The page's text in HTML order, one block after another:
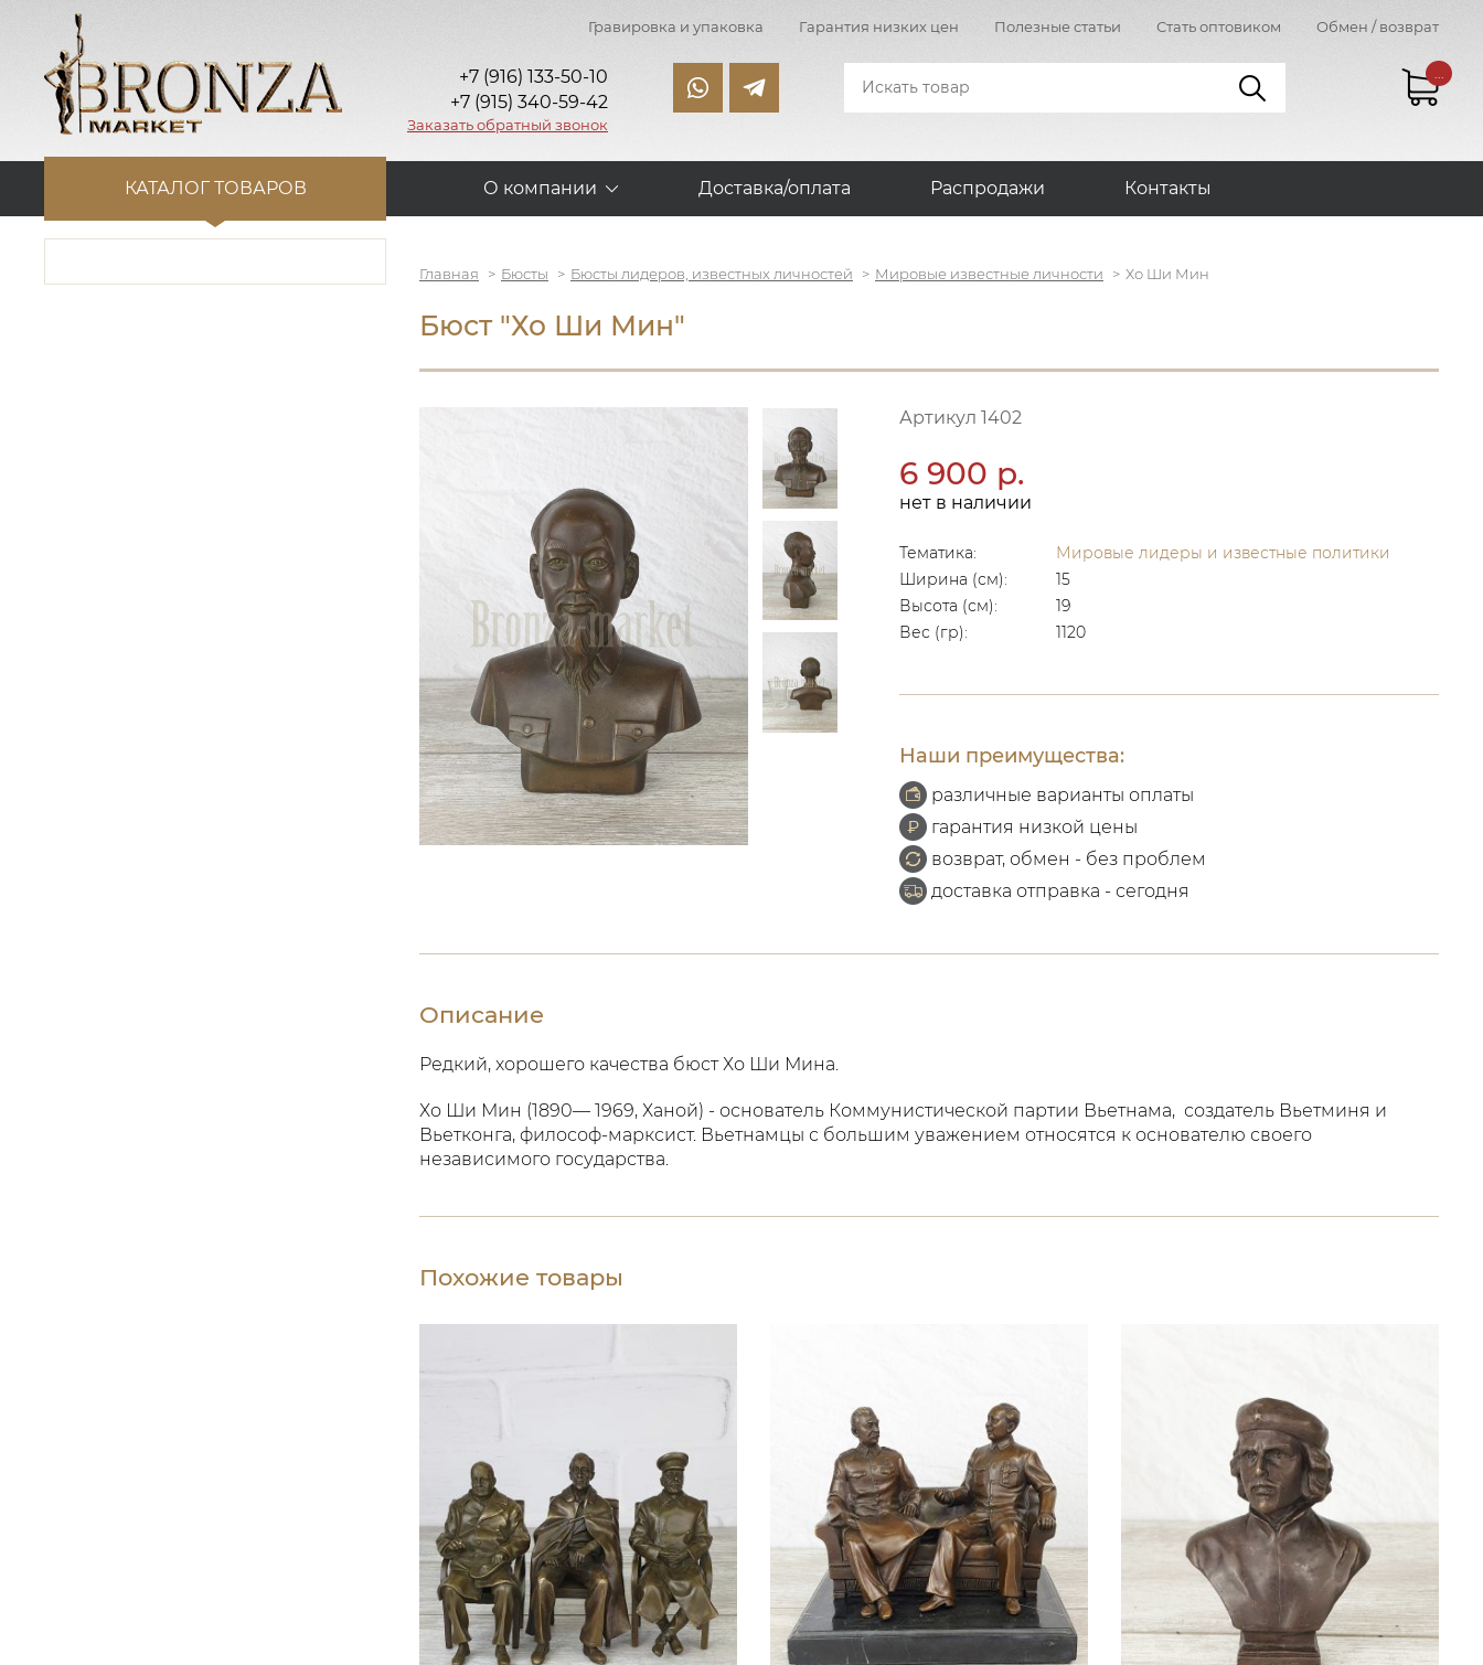
Гравировка и упаковка Гарантия низких цен Полезные статьи Стать оптовиком Обмен / возврат
+7 (916) 133-50-10
+7 (915) 340-59-42
Заказать обратный звонок
...
КАТАЛОГ ТОВАРОВ О компании Доставка/оплата Распродажи Контакты
Главная Бюсты Бюсты лидеров, известных личностей Мировые известные личности Хо Ши Мин
Бюст "Хо Ши Мин"
Артикул 1402
6 900 р.
нет в наличии
Тематика:
Мировые лидеры и известные политики
Ширина (см):
15
Высота (см):
19
Вес (гр):
1120
Наши преимущества:
различные варианты оплаты
гарантия низкой цены
возврат, обмен - без проблем
доставка отправка - сегодня
Описание
Редкий, хорошего качества бюст Хо Ши Мина.
Хо Ши Мин (1890— 1969, Ханой) - основатель Коммунистической партии Вьетнама, создатель Вьетминя и
Вьетконга, философ-марксист. Вьетнамцы с большим уважением относятся к основателю своего
независимого государства.
Похожие товары